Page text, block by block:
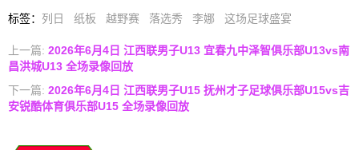
标签： 列日 纸板 越野赛 落选秀 李娜 这场足球盛宴
上一篇: 2026年6月4日 江西联男子U13 宜春九中泽智俱乐部U13vs南
昌洪城U13 全场录像回放
下一篇: 2026年6月4日 江西联男子U15 抚州才子足球俱乐部U15vs吉
安锐酷体育俱乐部U15 全场录像回放